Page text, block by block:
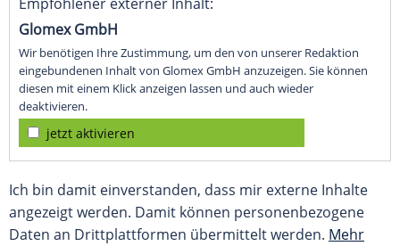
Glomex GmbH
Wir benötigen Ihre Zustimmung, um den von unserer Redaktion
eingebundenen Inhalt von Glomex GmbH anzuzeigen. Sie können
diesen mit einem Klick anzeigen lassen und auch wieder
deaktivieren.
jetzt aktivieren
Ich bin damit einverstanden, dass mir externe Inhalte
angezeigt werden. Damit können personenbezogene
Daten an Drittplattformen übermittelt werden. Mehr